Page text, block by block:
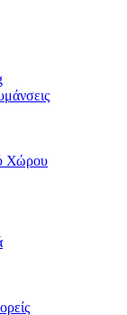
Χώρου